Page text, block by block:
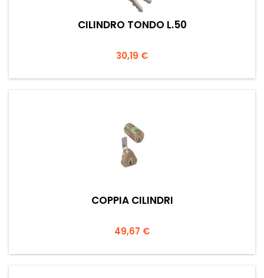
CILINDRO TONDO L.50
Prezzo
30,19 €
COPPIA CILINDRI
Prezzo
49,67 €